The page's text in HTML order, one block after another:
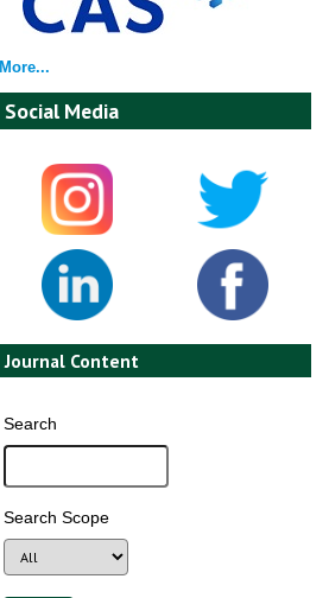
More...
Social Media
Journal Content
Search
Search Scope